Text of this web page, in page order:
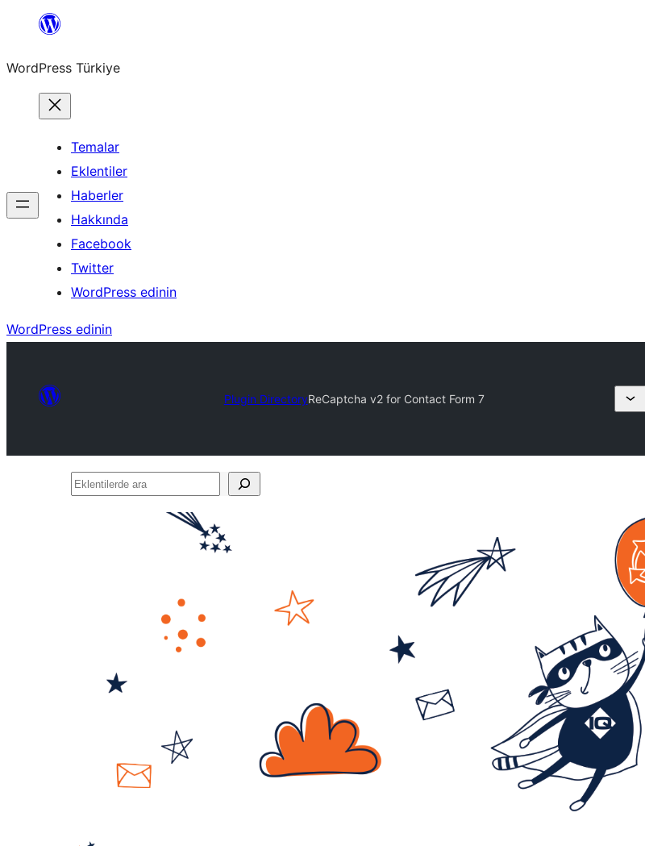
İçeriğe
WordPress Türkiye
Temalar
Eklentiler
Haberler
Hakkında
Facebook
Twitter
WordPress edinin
WordPress edinin
Plugin DirectoryReCaptcha v2 for Contact Form 7
Eklentilerde